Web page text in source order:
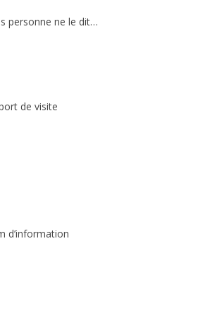
! Mais personne ne le dit…
du rapport de visite
pas
précis
d’information
votre style